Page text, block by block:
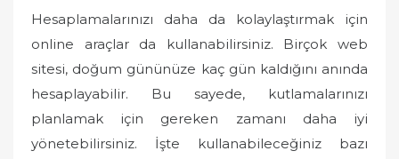
Hesaplamalarınızı daha da kolaylaştırmak için
online araçlar da kullanabilirsiniz. Birçok web
sitesi, doğum gününüze kaç gün kaldığını anında
hesaplayabilir. Bu sayede, kutlamalarınızı
planlamak için gereken zamanı daha iyi
yönetebilirsiniz. İşte kullanabileceğiniz bazı